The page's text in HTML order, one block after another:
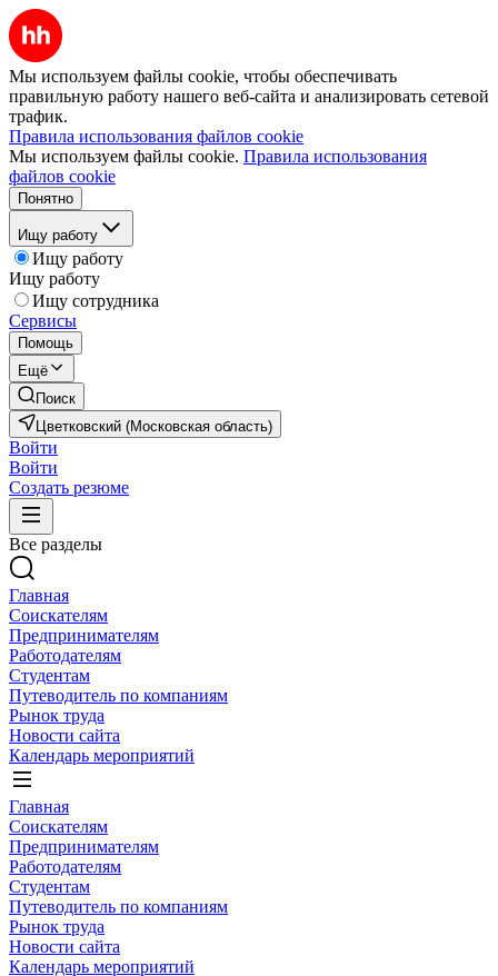
Мы используем файлы cookie, чтобы обеспечивать
правильную работу нашего веб-сайта и анализировать сетевой
трафик.
Правила использования файлов cookie
Мы используем файлы cookie. Правила использования
файлов cookie
Понятно
Ищу работу
Ищу работу
Ищу работу
Ищу сотрудника
Сервисы
Помощь
Ещё
Поиск
Цветковский (Московская область)
Войти
Войти
Создать резюме
Все разделы
Главная
Соискателям
Предпринимателям
Работодателям
Студентам
Путеводитель по компаниям
Рынок труда
Новости сайта
Календарь мероприятий
Главная
Соискателям
Предпринимателям
Работодателям
Студентам
Путеводитель по компаниям
Рынок труда
Новости сайта
Календарь мероприятий